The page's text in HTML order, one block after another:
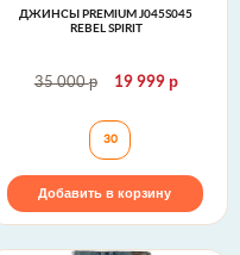
ALT STRAIGHT Rock Revival
ДЖИНСЫ PREMIUM J045S045
REBEL SPIRIT
35 000р 19 999 р
Джинсы Premium
30
Добавить в корзину